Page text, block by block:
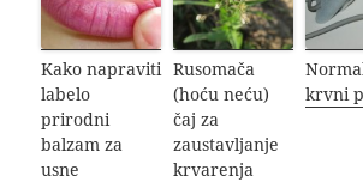
Kako napraviti
labelo
prirodni
balzam za
usne
Rusomača
(hoću neću)
čaj za
zaustavljanje
krvarenja
krvni